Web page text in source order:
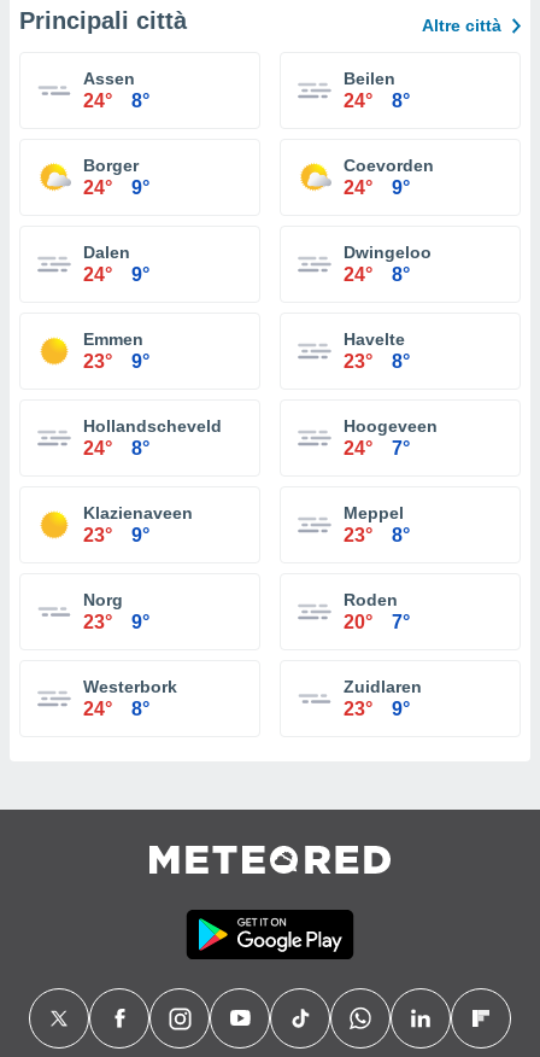
Principali città Altre città
Assen
24° 8°
Beilen
24° 8°
Borger
24° 9°
Coevorden
24° 9°
Dalen
24° 9°
Dwingeloo
24° 8°
Emmen
23° 9°
Havelte
23° 8°
Hollandscheveld
24° 8°
Hoogeveen
24° 7°
Klazienaveen
23° 9°
Meppel
23° 8°
Norg
23° 9°
Roden
20° 7°
Westerbork
24° 8°
Zuidlaren
23° 9°